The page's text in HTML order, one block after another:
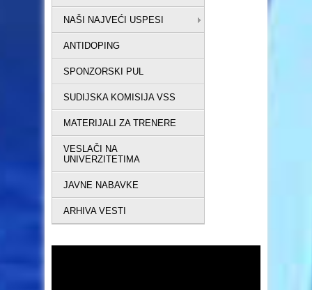
NAŠI NAJVEĆI USPESI
ANTIDOPING
SPONZORSKI PUL
SUDIJSKA KOMISIJA VSS
MATERIJALI ZA TRENERE
VESLAČI NA
UNIVERZITETIMA
JAVNE NABAVKE
ARHIVA VESTI